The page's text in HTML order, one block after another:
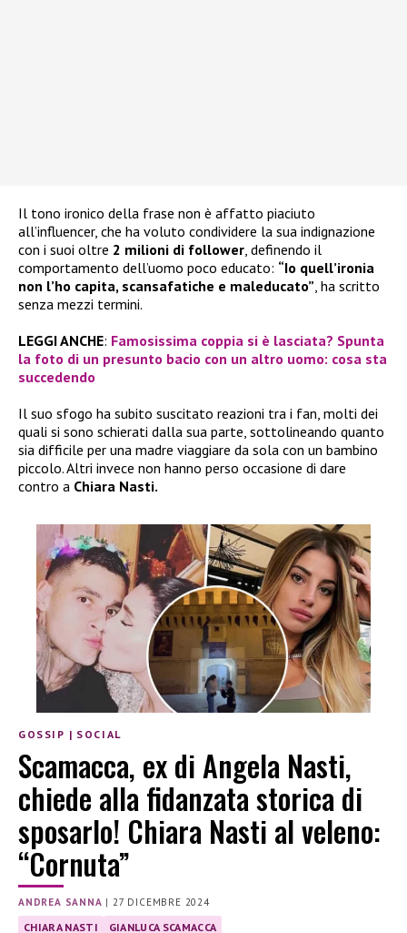
Il tono ironico della frase non è affatto piaciuto
all’influencer, che ha voluto condividere la sua indignazione
con i suoi oltre 2 milioni di follower , definendo il
comportamento dell’uomo poco educato: “Io quell’ironia
non l’ho capita, scansafatiche e maleducato” , ha scritto
senza mezzi termini.
LEGGI ANCHE: Famosissima coppia si è lasciata? Spunta
la foto di un presunto bacio con un altro uomo: cosa sta
succedendo
Il suo sfogo ha subito suscitato reazioni tra i fan, molti dei
quali si sono schierati dalla sua parte, sottolineando quanto
sia difficile per una madre viaggiare da sola con un bambino
piccolo. Altri invece non hanno perso occasione di dare
contro a Chiara Nasti.
GOSSIP | SOCIAL
Scamacca, ex di Angela Nasti,
chiede alla fidanzata storica di
sposarlo! Chiara Nasti al veleno:
“Cornuta”
ANDREA SANNA |27 DICEMBRE 2024
CHIARA NASTI GIANLUCA SCAMACCA